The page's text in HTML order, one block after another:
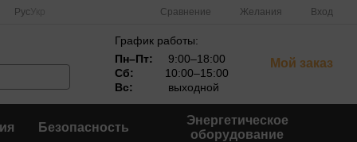
Рус Сравнение Желания Вход
График работы:
Пн–Пт:
9:00–18:00
Сб:
10:00–15:00
Вс:
выходной
Мой заказ
Безопасность
Энергетическое
оборудование